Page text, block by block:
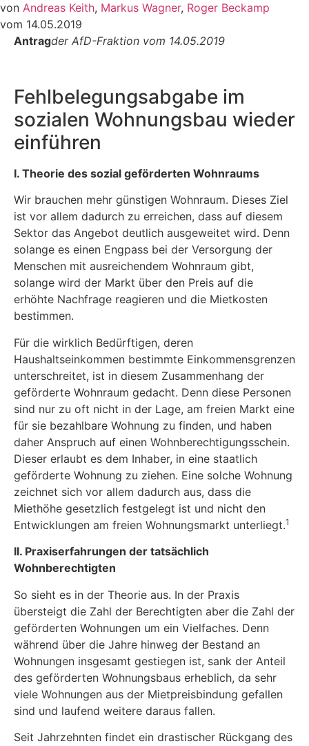
von Andreas Keith, Markus Wagner, Roger Beckamp
vom 14.05.2019
Antragder AfD-Fraktion vom 14.05.2019
Fehlbelegungsabgabe im
sozialen Wohnungsbau wieder
einführen
I. Theorie des sozial geförderten Wohnraums
Wir brauchen mehr günstigen Wohnraum. Dieses Ziel
ist vor allem dadurch zu erreichen, dass auf diesem
Sektor das Angebot deutlich ausgeweitet wird. Denn
solange es einen Engpass bei der Versorgung der
Menschen mit ausreichendem Wohnraum gibt,
solange wird der Markt über den Preis auf die
erhöhte Nachfrage reagieren und die Mietkosten
bestimmen.
Für die wirklich Bedürftigen, deren
Haushaltseinkommen bestimmte Einkommensgrenzen
unterschreitet, ist in diesem Zusammenhang der
geförderte Wohnraum gedacht. Denn diese Personen
sind nur zu oft nicht in der Lage, am freien Markt eine
für sie bezahlbare Wohnung zu finden, und haben
daher Anspruch auf einen Wohnberechtigungsschein.
Dieser erlaubt es dem Inhaber, in eine staatlich
geförderte Wohnung zu ziehen. Eine solche Wohnung
zeichnet sich vor allem dadurch aus, dass die
Miethöhe gesetzlich festgelegt ist und nicht den
Entwicklungen am freien Wohnungsmarkt unterliegt.1
II. Praxiserfahrungen der tatsächlich
Wohnberechtigten
So sieht es in der Theorie aus. In der Praxis
übersteigt die Zahl der Berechtigten aber die Zahl der
geförderten Wohnungen um ein Vielfaches. Denn
während über die Jahre hinweg der Bestand an
Wohnungen insgesamt gestiegen ist, sank der Anteil
des geförderten Wohnungsbaus erheblich, da sehr
viele Wohnungen aus der Mietpreisbindung gefallen
sind und laufend weitere daraus fallen.
Seit Jahrzehnten findet ein drastischer Rückgang des